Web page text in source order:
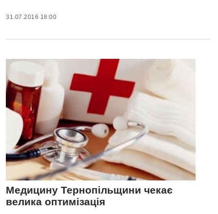
31.07.2016 18:00
Медицину Тернопільщини чекає
велика оптимізація